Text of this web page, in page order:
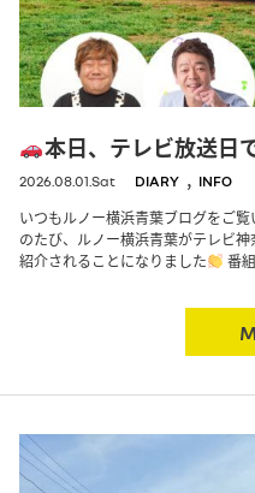
本日、テレビ放送日
2026.08.01.Sat DIARY , INFO
いつもルノー横浜青葉ブログをご
のたび、ルノー横浜青葉がテレビ
紹介されることになりました
番